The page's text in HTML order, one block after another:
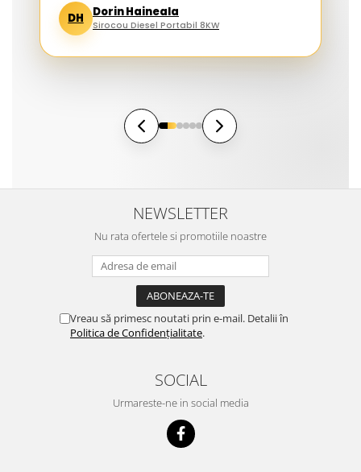
DH Dorin Haineala
Sirocou Diesel Portabil 8KW
NEWSLETTER
Nu rata ofertele si promotiile noastre
Vreau să primesc noutati prin e-mail. Detalii în
Politica de Confidențialitate.
SOCIAL
Urmareste-ne in social media